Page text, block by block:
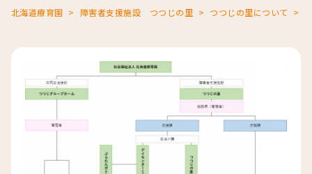
北海道療育園 障害者支援施設 つつじの里 つつじの里について